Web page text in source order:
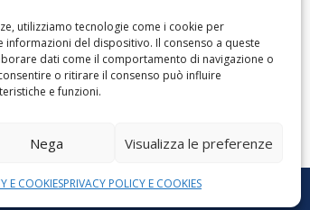
utilizziamo tecnologie come i cookie per
informazioni del dispositivo. Il consenso a queste
dati come il comportamento di navigazione o
o ritirare il consenso può influire
e funzioni.
Nega Visualizza le preferenze
E COOKIESPRIVACY POLICY E COOKIES
MONDO PRESEPE 2025
REGATA SNIPE 2025
FOOTBALL LEGENDS SAN